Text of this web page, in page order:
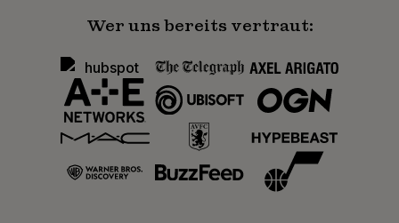
Wer uns bereits vertraut: